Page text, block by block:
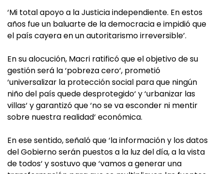
‘Mi total apoyo a la Justicia independiente. En estos
años fue un baluarte de la democracia e impidió que
el país cayera en un autoritarismo irreversible’.
En su alocución, Macri ratificó que el objetivo de su
gestión será la ‘pobreza cero‘, prometió
‘universalizar la protección social para que ningún
niño del país quede desprotegido‘ y ‘urbanizar las
villas‘ y garantizó que ‘no se va esconder ni mentir
sobre nuestra realidad‘ económica.
En ese sentido, señaló que ‘la información y los datos
del Gobierno serán puestos a la luz del día, a la vista
de todos‘ y sostuvo que ‘vamos a generar una